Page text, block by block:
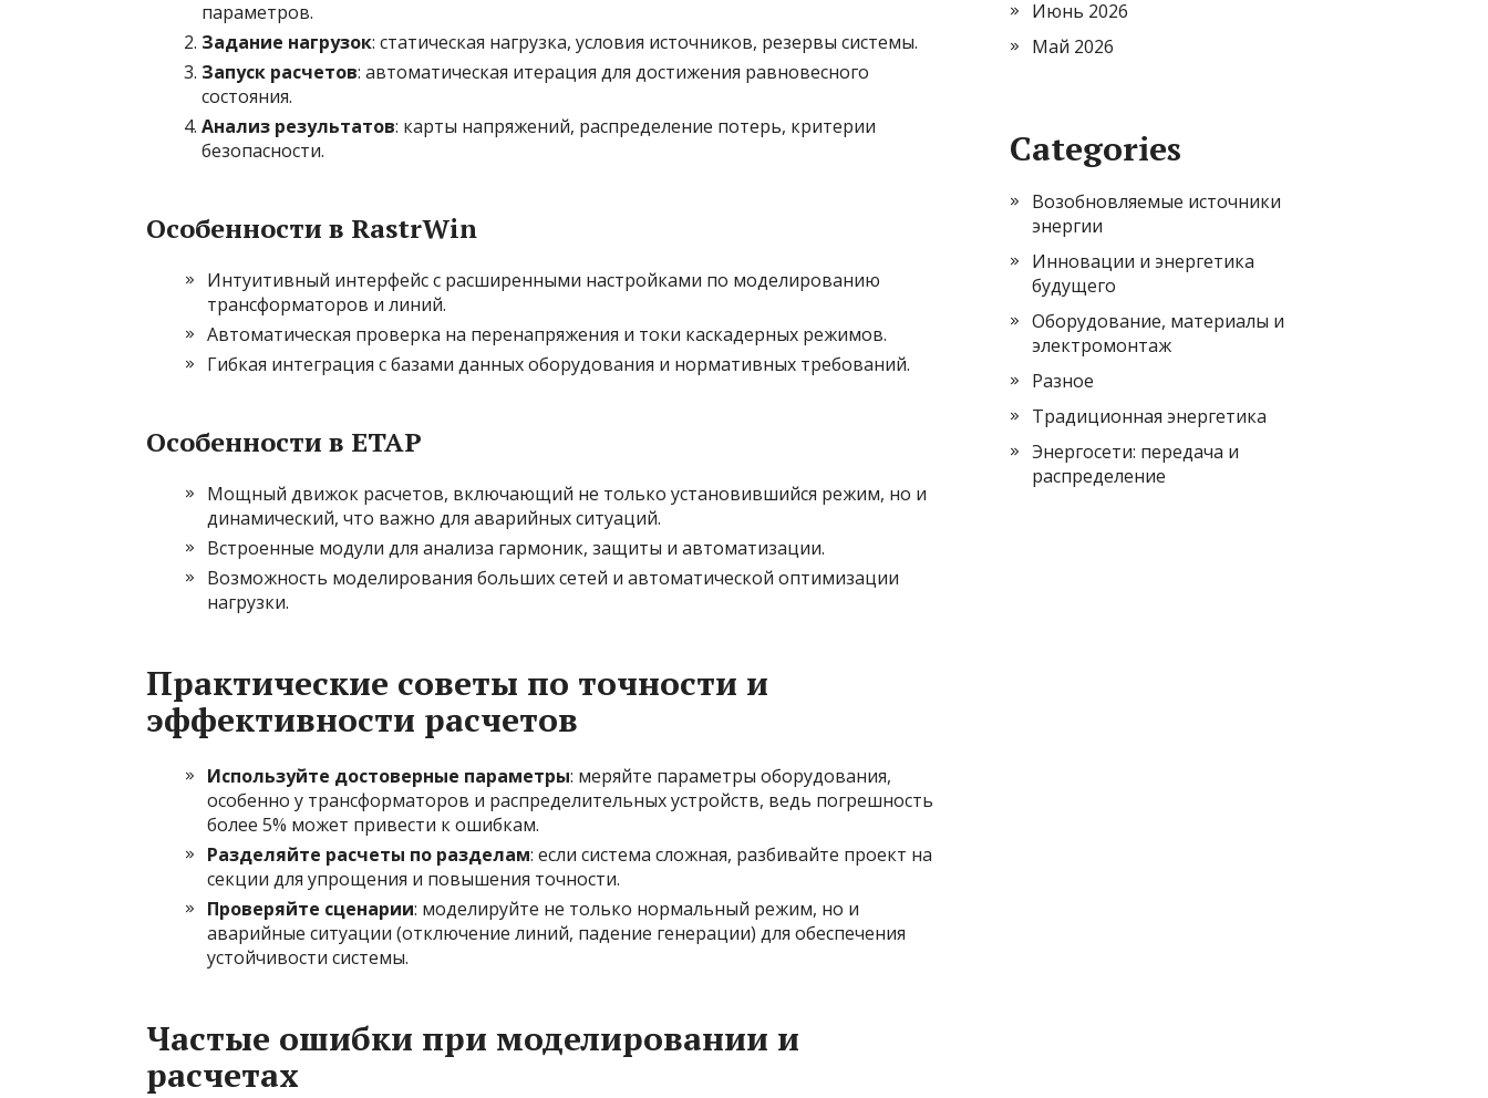
параметров.
Задание нагрузок: статическая нагрузка, условия источников, резервы системы.
Запуск расчетов: автоматическая итерация для достижения равновесного
состояния.
Анализ результатов: карты напряжений, распределение потерь, критерии
безопасности.
Особенности в RastrWin
Интуитивный интерфейс с расширенными настройками по моделированию
трансформаторов и линий.
Автоматическая проверка на перенапряжения и токи каскадерных режимов.
Гибкая интеграция с базами данных оборудования и нормативных требований.
Особенности в ETAP
Мощный движок расчетов, включающий не только установившийся режим, но и
динамический, что важно для аварийных ситуаций.
Встроенные модули для анализа гармоник, защиты и автоматизации.
Возможность моделирования больших сетей и автоматической оптимизации
нагрузки.
Практические советы по точности и
эффективности расчетов
Используйте достоверные параметры: меряйте параметры оборудования,
особенно у трансформаторов и распределительных устройств, ведь погрешность
более 5% может привести к ошибкам.
Разделяйте расчеты по разделам: если система сложная, разбивайте проект на
секции для упрощения и повышения точности.
Проверяйте сценарии: моделируйте не только нормальный режим, но и
аварийные ситуации (отключение линий, падение генерации) для обеспечения
устойчивости системы.
Частые ошибки при моделировании и
расчетах
Июнь 2026
Май 2026
Categories
Возобновляемые источники
энергии
Инновации и энергетика
будущего
Оборудование, материалы и
электромонтаж
Разное
Традиционная энергетика
Энергосети: передача и
распределение